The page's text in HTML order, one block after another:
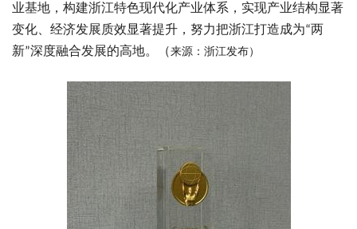
业基地，构建浙江特色现代化产业体系，实现产业结构显著
变化、经济发展质效显著提升，努力把浙江打造成为“两
新”深度融合发展的高地。 （来源：浙江发布）